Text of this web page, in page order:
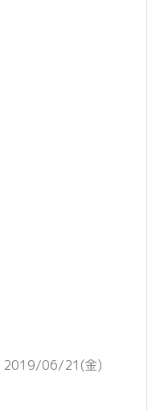
2019/06/21(金)